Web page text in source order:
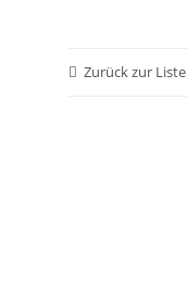
Zurück zur Liste